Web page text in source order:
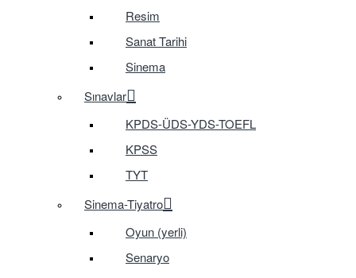
Resim
Sanat Tarihi
Sinema
Sınavlar
KPDS-ÜDS-YDS-TOEFL
KPSS
TYT
Sinema-Tiyatro
Oyun (yerli)
Senaryo